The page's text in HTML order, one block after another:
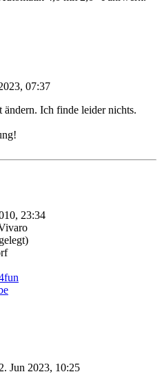
07:37
Ich finde leider nichts.
23:34
Jun 2023, 10:25